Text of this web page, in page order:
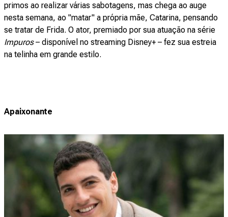
primos ao realizar várias sabotagens, mas chega ao auge
nesta semana, ao "matar" a própria mãe, Catarina, pensando
se tratar de Frida. O ator, premiado por sua atuação na série
Impuros– disponível no streaming Disney+ – fez sua estreia
na telinha em grande estilo.
Apaixonante